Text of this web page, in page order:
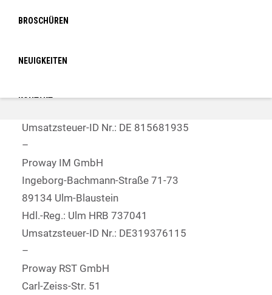
BROSCHÜREN
NEUIGKEITEN
KONTAKT
Umsatzsteuer-ID Nr.: DE 322877374
Proway GmbH
Umsatzsteuer-ID Nr.: DE 815681935
–
Proway IM GmbH
Ingeborg-Bachmann-Straße 71-73
89134 Ulm-Blaustein
Hdl.-Reg.: Ulm HRB 737041
Umsatzsteuer-ID Nr.: DE319376115
–
Proway RST GmbH
Carl-Zeiss-Str. 51